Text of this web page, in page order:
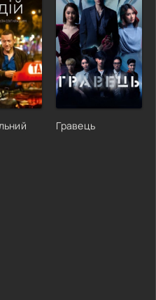
Гравець